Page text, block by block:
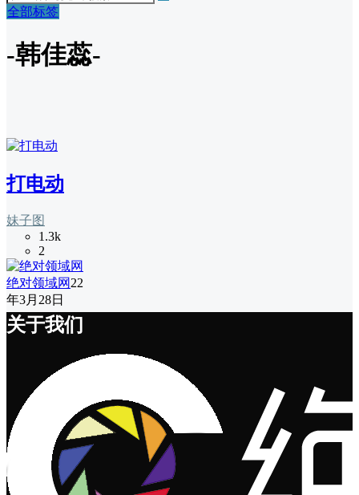
全部标签
-韩佳蕊-
打电动
妹子图
1.3k
2
绝对领域网 22
年3月28日
关于我们